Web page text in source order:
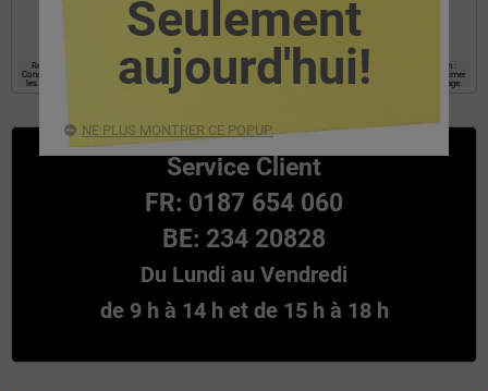
l’information requise.
Responsable : EYAROC COMPANY SL, Finalité : établir une relation commerciale avec l’utilisateur. Légitimation :
Consentement Destinataires : Les données ne seront pas communiquées a tiers, Droits : Accès, rectifier et supprimer
les données, ainsi que les autres droits, comme expliqué dans les informations supplémentaires au bas de la page.
Service Client
FR: 0187 654 060
BE: 234 20828
Du Lundi au Vendredi
de 9 h à 14 h et de 15 h à 18 h
Seulement
aujourd'hui!
NE PLUS MONTRER CE POPUP.